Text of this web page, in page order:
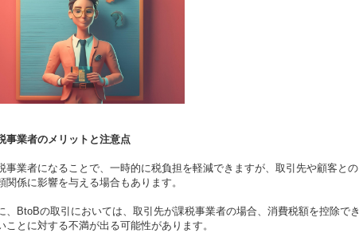
事業者のメリットと注意点
事業者になることで、一時的に税負担を軽減できますが、取引先や顧客との
関係に影響を与える場合もあります。
、BtoBの取引においては、取引先が課税事業者の場合、消費税額を控除でき
ことに対する不満が出る可能性があります。